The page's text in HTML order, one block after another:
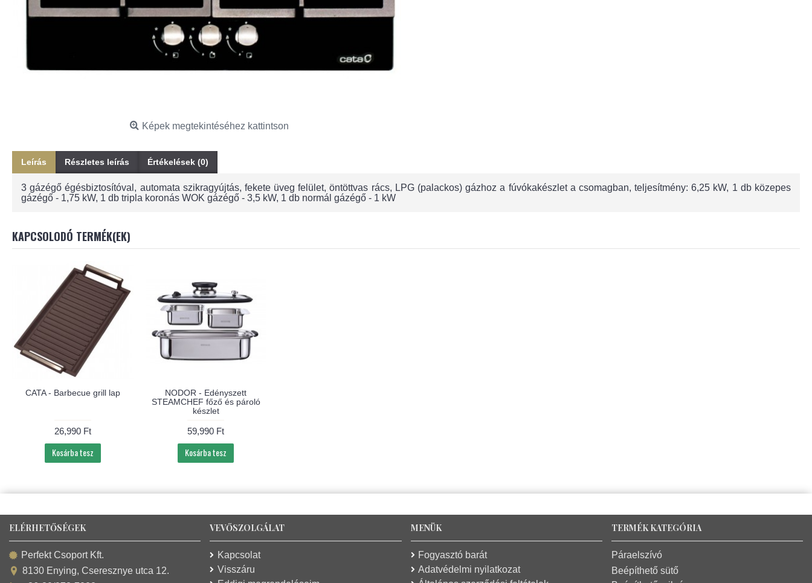
Képek megtekintéséhez kattintson
Leírás Részletes leírás Értékelések (0)
3 gázégő égésbiztosítóval, automata szikragyújtás, fekete üveg felület, öntöttvas rács, LPG (palackos) gázhoz a fúvókakészlet a csomagban, teljesítmény: 6,25 kW, 1 db közepes
gázégő - 1,75 kW, 1 db tripla koronás WOK gázégő - 3,5 kW, 1 db normál gázégő - 1 kW
KAPCSOLODÓ TERMÉK(EK)
CATA - Barbecue grill lap
26,990 Ft
Kosárba tesz
NODOR - Edényszett
STEAMCHEF főző és pároló
készlet
59,990 Ft
Kosárba tesz
ELÉRHETŐSÉGEK
Perfekt Csoport Kft.
8130 Enying, Cseresznye utca 12.
VEVŐSZOLGÁLAT
Kapcsolat
Visszáru
MENÜK
Fogyasztó barát
Adatvédelmi nyilatkozat
TERMÉK KATEGÓRIA
Páraelszívó
Beépíthető sütő